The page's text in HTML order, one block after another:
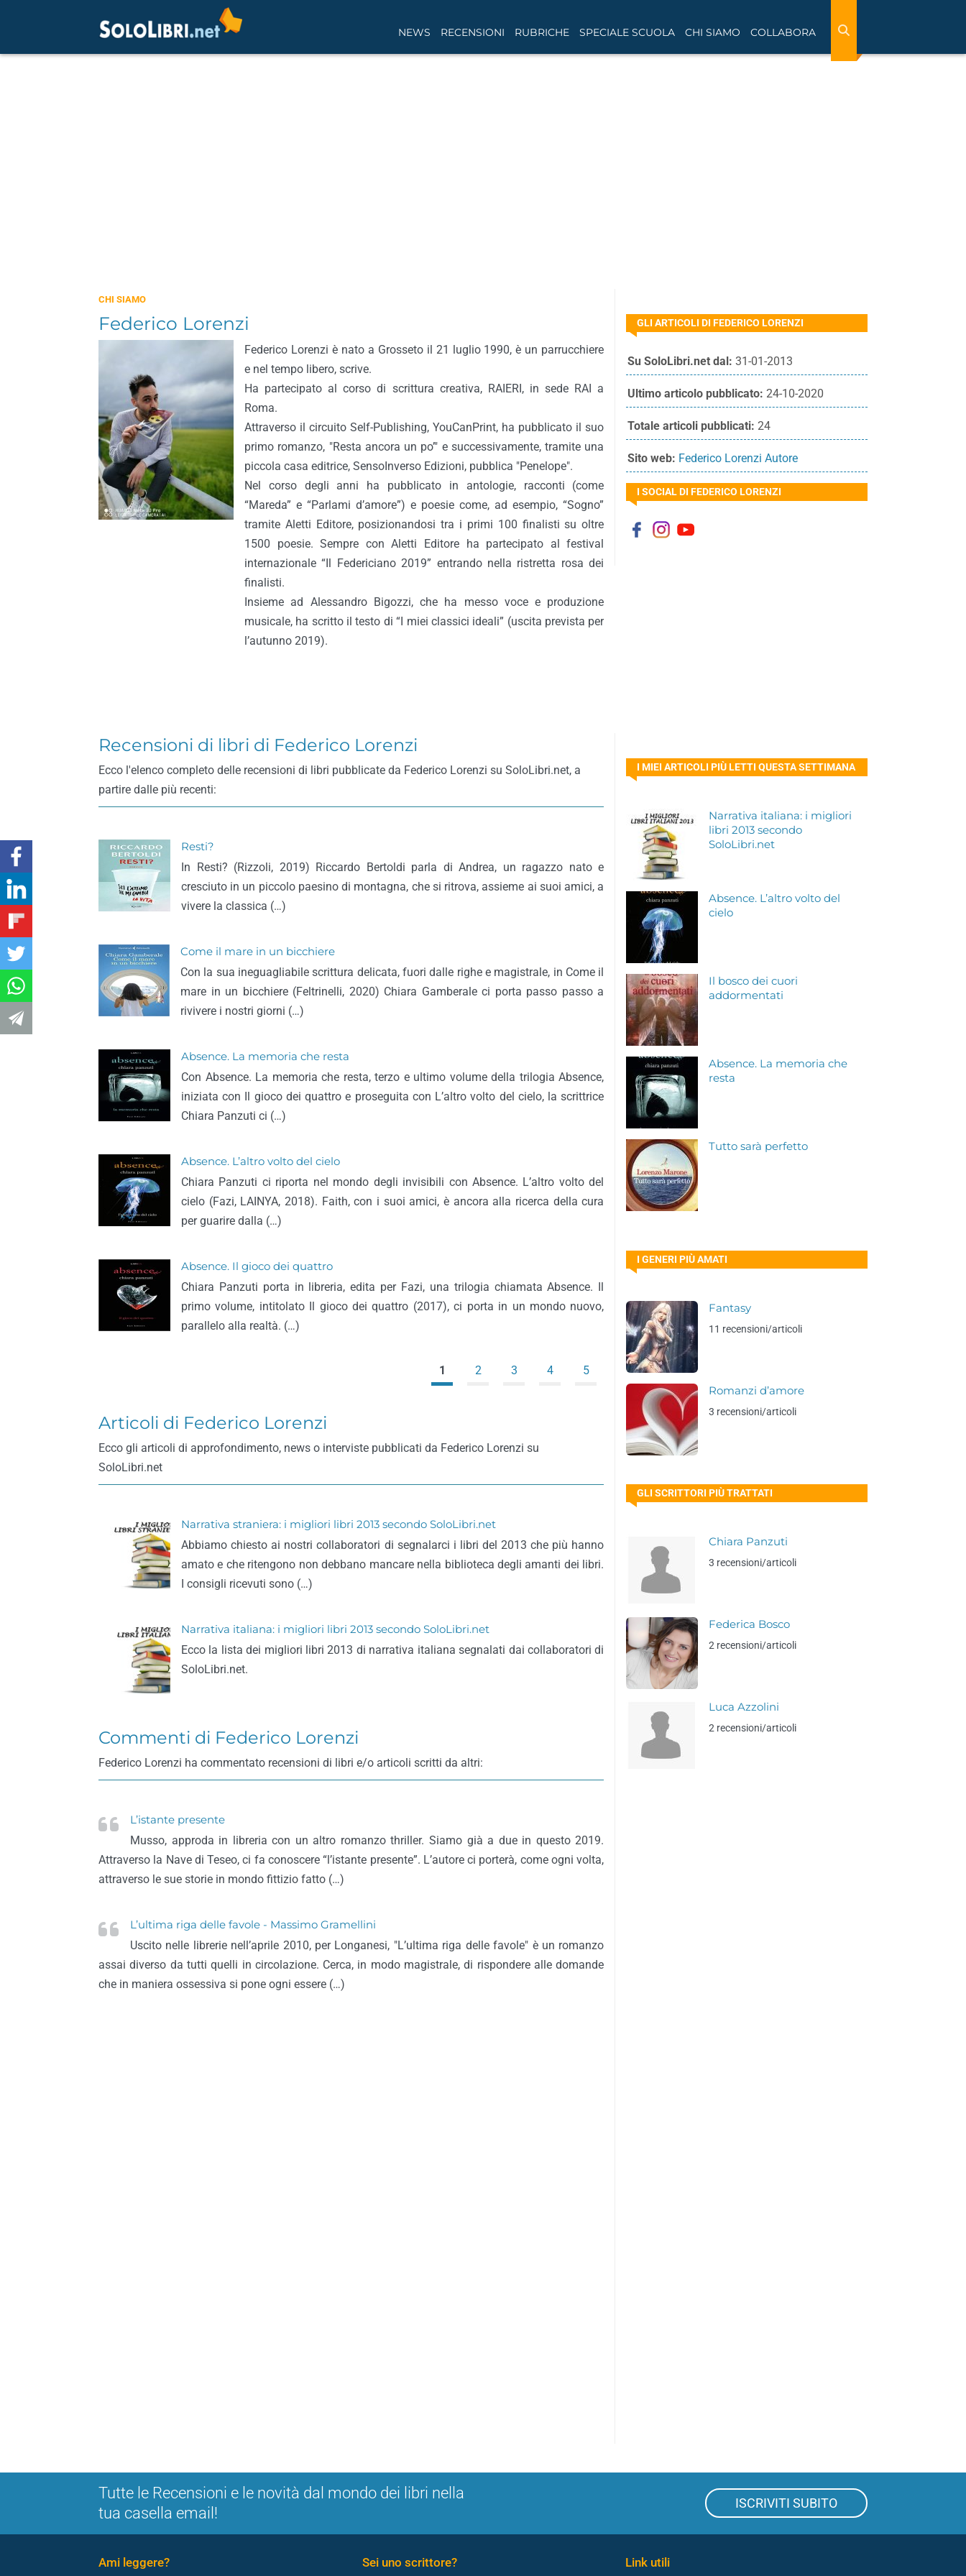
NEWS RECENSIONI RUBRICHE SPECIALE SCUOLA CHI SIAMO COLLABORA
CHI SIAMO
Federico Lorenzi
Federico Lorenzi è nato a Grosseto il 21 luglio 1990, è un parrucchiere
e nel tempo libero, scrive.
Ha partecipato al corso di scrittura creativa, RAIERI, in sede RAI a
Roma.
Attraverso il circuito Self-Publishing, YouCanPrint, ha pubblicato il suo
primo romanzo, "Resta ancora un po’" e successivamente, tramite una
piccola casa editrice, SensoInverso Edizioni, pubblica "Penelope".
Nel corso degli anni ha pubblicato in antologie, racconti (come
“Mareda” e “Parlami d’amore”) e poesie come, ad esempio, “Sogno”
tramite Aletti Editore, posizionandosi tra i primi 100 finalisti su oltre
1500 poesie. Sempre con Aletti Editore ha partecipato al festival
internazionale “Il Federiciano 2019” entrando nella ristretta rosa dei
finalisti.
Insieme ad Alessandro Bigozzi, che ha messo voce e produzione
musicale, ha scritto il testo di “I miei classici ideali” (uscita prevista per
l’autunno 2019).
GLI ARTICOLI DI FEDERICO LORENZI
Su SoloLibri.net dal: 31-01-2013
Ultimo articolo pubblicato: 24-10-2020
Totale articoli pubblicati: 24
Sito web: Federico Lorenzi Autore
I SOCIAL DI FEDERICO LORENZI
Recensioni di libri di Federico Lorenzi
Ecco l'elenco completo delle recensioni di libri pubblicate da Federico Lorenzi su SoloLibri.net, a
partire dalle più recenti:
Resti?
In Resti? (Rizzoli, 2019) Riccardo Bertoldi parla di Andrea, un ragazzo nato e
cresciuto in un piccolo paesino di montagna, che si ritrova, assieme ai suoi amici, a
vivere la classica (…)
Come il mare in un bicchiere
Con la sua ineguagliabile scrittura delicata, fuori dalle righe e magistrale, in Come il
mare in un bicchiere (Feltrinelli, 2020) Chiara Gamberale ci porta passo passo a
rivivere i nostri giorni (…)
Absence. La memoria che resta
Con Absence. La memoria che resta, terzo e ultimo volume della trilogia Absence,
iniziata con Il gioco dei quattro e proseguita con L’altro volto del cielo, la scrittrice
Chiara Panzuti ci (…)
Absence. L’altro volto del cielo
Chiara Panzuti ci riporta nel mondo degli invisibili con Absence. L’altro volto del
cielo (Fazi, LAINYA, 2018). Faith, con i suoi amici, è ancora alla ricerca della cura
per guarire dalla (…)
Absence. Il gioco dei quattro
Chiara Panzuti porta in libreria, edita per Fazi, una trilogia chiamata Absence. Il
primo volume, intitolato Il gioco dei quattro (2017), ci porta in un mondo nuovo,
parallelo alla realtà. (…)
1 2 3 4 5
Articoli di Federico Lorenzi
Ecco gli articoli di approfondimento, news o interviste pubblicati da Federico Lorenzi su
SoloLibri.net
Narrativa straniera: i migliori libri 2013 secondo SoloLibri.net
Abbiamo chiesto ai nostri collaboratori di segnalarci i libri del 2013 che più hanno
amato e che ritengono non debbano mancare nella biblioteca degli amanti dei libri.
I consigli ricevuti sono (…)
Narrativa italiana: i migliori libri 2013 secondo SoloLibri.net
Ecco la lista dei migliori libri 2013 di narrativa italiana segnalati dai collaboratori di
SoloLibri.net.
Commenti di Federico Lorenzi
Federico Lorenzi ha commentato recensioni di libri e/o articoli scritti da altri:
L’istante presente
Musso, approda in libreria con un altro romanzo thriller. Siamo già a due in questo 2019.
Attraverso la Nave di Teseo, ci fa conoscere “l’istante presente”. L’autore ci porterà, come ogni volta,
attraverso le sue storie in mondo fittizio fatto (…)
L’ultima riga delle favole - Massimo Gramellini
Uscito nelle librerie nell’aprile 2010, per Longanesi, "L’ultima riga delle favole" è un romanzo
assai diverso da tutti quelli in circolazione. Cerca, in modo magistrale, di rispondere alle domande
che in maniera ossessiva si pone ogni essere (…)
I MIEI ARTICOLI PIÙ LETTI QUESTA SETTIMANA
Narrativa italiana: i migliori
libri 2013 secondo
SoloLibri.net
Absence. L’altro volto del
cielo
Il bosco dei cuori
addormentati
Absence. La memoria che
resta
Tutto sarà perfetto
I GENERI PIÙ AMATI
Fantasy
11 recensioni/articoli
Romanzi d’amore
3 recensioni/articoli
GLI SCRITTORI PIÙ TRATTATI
Chiara Panzuti
3 recensioni/articoli
Federica Bosco
2 recensioni/articoli
Luca Azzolini
2 recensioni/articoli
Tutte le Recensioni e le novità dal mondo dei libri nella
tua casella email!
ISCRIVITI SUBITO
Ami leggere? Sei uno scrittore? Link utili